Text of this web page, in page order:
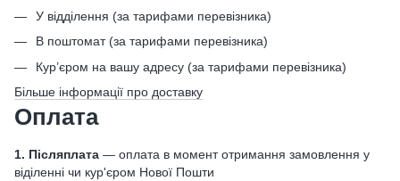
У відділення (за тарифами перевізника)
В поштомат (за тарифами перевізника)
Кур’єром на вашу адресу (за тарифами перевізника)
Більше інформації про доставку
Оплата
1. Післяплата — оплата в момент отримання замовлення у
віділенні чи кур'єром Нової Пошти